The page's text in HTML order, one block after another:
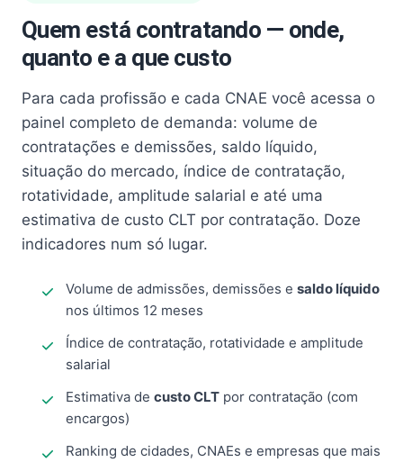
Quem está contratando — onde,
quanto e a que custo
Para cada profissão e cada CNAE você acessa o
painel completo de demanda: volume de
contratações e demissões, saldo líquido,
situação do mercado, índice de contratação,
rotatividade, amplitude salarial e até uma
estimativa de custo CLT por contratação. Doze
indicadores num só lugar.
Volume de admissões, demissões e saldo líquido
nos últimos 12 meses
Índice de contratação, rotatividade e amplitude
salarial
Estimativa de custo CLT por contratação (com
encargos)
Ranking de cidades, CNAEs e empresas que mais